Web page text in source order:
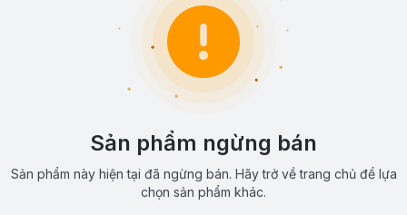
Sản phẩm ngừng bán
Sản phẩm này hiện tại đã ngừng bán. Hãy trở về trang chủ để lựa
chọn sản phẩm khác.